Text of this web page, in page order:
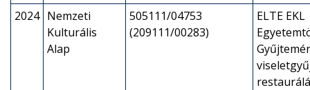
2024 Nemzeti
Kulturális
Alap
505111/04753
(209111/00283)
ELTE EKL